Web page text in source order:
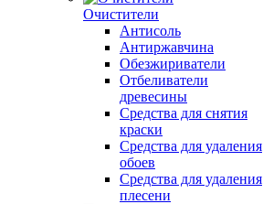
Очистители
Антисоль
Антиржавчина
Обезжириватели
Отбеливатели
древесины
Средства для снятия
краски
Средства для удаления
обоев
Средства для удаления
плесени